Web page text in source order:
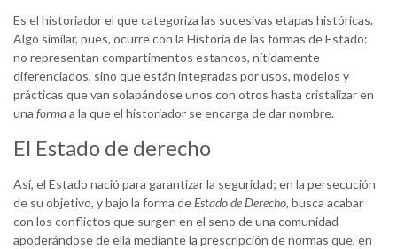
Es el historiador el que categoriza las sucesivas etapas históricas.
Algo similar, pues, ocurre con la Historia de las formas de Estado:
no representan compartimentos estancos, nítidamente
diferenciados, sino que están integradas por usos, modelos y
prácticas que van solapándose unos con otros hasta cristalizar en
una formaa la que el historiador se encarga de dar nombre.
El Estado de derecho
Así, el Estado nació para garantizar la seguridad; en la persecución
de su objetivo, y bajo la forma deEstado de Derecho, busca acabar
con los conflictos que surgen en el seno de una comunidad
apoderándose de ella mediante la prescripción de normas que, en